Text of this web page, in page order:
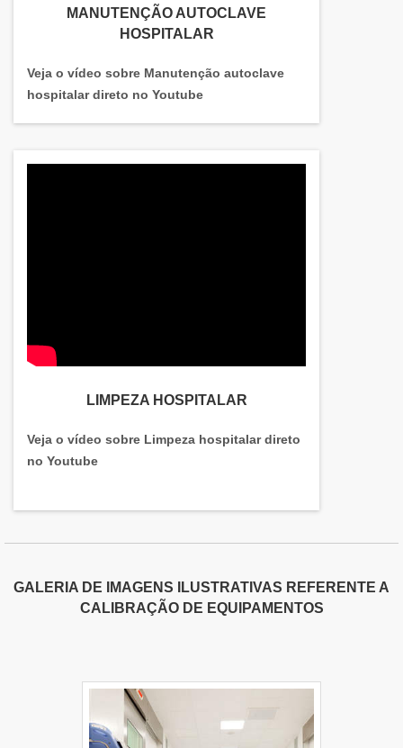
MANUTENÇÃO AUTOCLAVE
HOSPITALAR
Veja o vídeo sobre Manutenção autoclave
hospitalar direto no Youtube
LIMPEZA HOSPITALAR
Veja o vídeo sobre Limpeza hospitalar direto
no Youtube
GALERIA DE IMAGENS ILUSTRATIVAS REFERENTE A
CALIBRAÇÃO DE EQUIPAMENTOS